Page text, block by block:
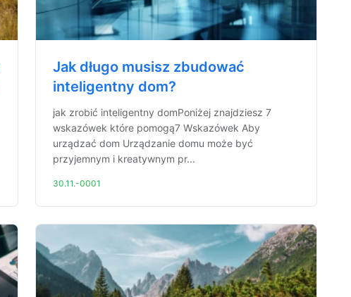
Jak długo musisz zbudować
inteligentny dom?
jak zrobić inteligentny domPoniżej znajdziesz 7
wskazówek które pomogą7 Wskazówek Aby
urządzać dom Urządzanie domu może być
przyjemnym i kreatywnym pr...
30.11.-0001